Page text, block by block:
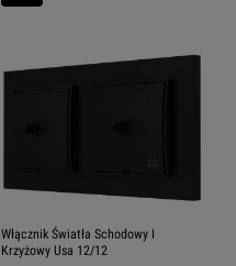
Włącznik Światła Schodowy I
Krzyżowy Usa 12/12